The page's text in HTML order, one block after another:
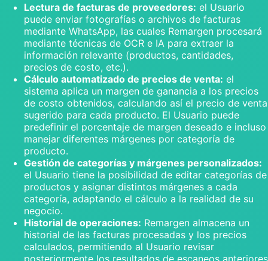
Lectura de facturas de proveedores: el Usuario
puede enviar fotografías o archivos de facturas
mediante WhatsApp, las cuales Remargen procesará
mediante técnicas de OCR e IA para extraer la
información relevante (productos, cantidades,
precios de costo, etc.).
Cálculo automatizado de precios de venta: el
sistema aplica un margen de ganancia a los precios
de costo obtenidos, calculando así el precio de venta
sugerido para cada producto. El Usuario puede
predefinir el porcentaje de margen deseado e incluso
manejar diferentes márgenes por categoría de
producto.
Gestión de categorías y márgenes personalizados:
el Usuario tiene la posibilidad de editar categorías de
productos y asignar distintos márgenes a cada
categoría, adaptando el cálculo a la realidad de su
negocio.
Historial de operaciones: Remargen almacena un
historial de las facturas procesadas y los precios
calculados, permitiendo al Usuario revisar
posteriormente los resultados de escaneos anteriores